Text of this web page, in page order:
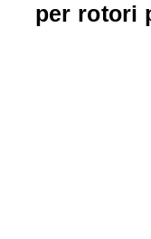
per rotori